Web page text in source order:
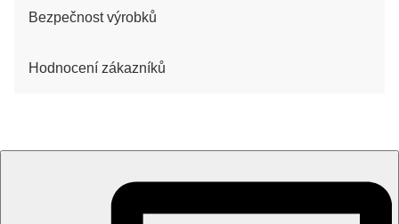
Bezpečnost výrobků
Hodnocení zákazníků